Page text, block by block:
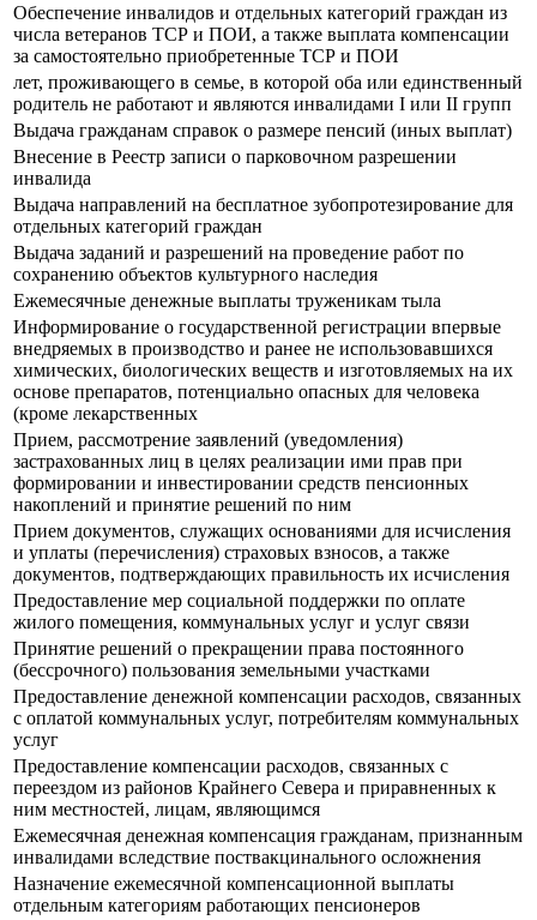
Обеспечение инвалидов и отдельных категорий граждан из
числа ветеранов ТСР и ПОИ, а также выплата компенсации
за самостоятельно приобретенные ТСР и ПОИ
лет, проживающего в семье, в которой оба или единственный
родитель не работают и являются инвалидами I или II групп
Выдача гражданам справок о размере пенсий (иных выплат)
Внесение в Реестр записи о парковочном разрешении
инвалида
Выдача направлений на бесплатное зубопротезирование для
отдельных категорий граждан
Выдача заданий и разрешений на проведение работ по
сохранению объектов культурного наследия
Ежемесячные денежные выплаты труженикам тыла
Информирование о государственной регистрации впервые
внедряемых в производство и ранее не использовавшихся
химических, биологических веществ и изготовляемых на их
основе препаратов, потенциально опасных для человека
(кроме лекарственных
Прием, рассмотрение заявлений (уведомления)
застрахованных лиц в целях реализации ими прав при
формировании и инвестировании средств пенсионных
накоплений и принятие решений по ним
Прием документов, служащих основаниями для исчисления
и уплаты (перечисления) страховых взносов, а также
документов, подтверждающих правильность их исчисления
Предоставление мер социальной поддержки по оплате
жилого помещения, коммунальных услуг и услуг связи
Принятие решений о прекращении права постоянного
(бессрочного) пользования земельными участками
Предоставление денежной компенсации расходов, связанных
с оплатой коммунальных услуг, потребителям коммунальных
услуг
Предоставление компенсации расходов, связанных с
переездом из районов Крайнего Севера и приравненных к
ним местностей, лицам, являющимся
Ежемесячная денежная компенсация гражданам, признанным
инвалидами вследствие поствакцинального осложнения
Назначение ежемесячной компенсационной выплаты
отдельным категориям работающих пенсионеров